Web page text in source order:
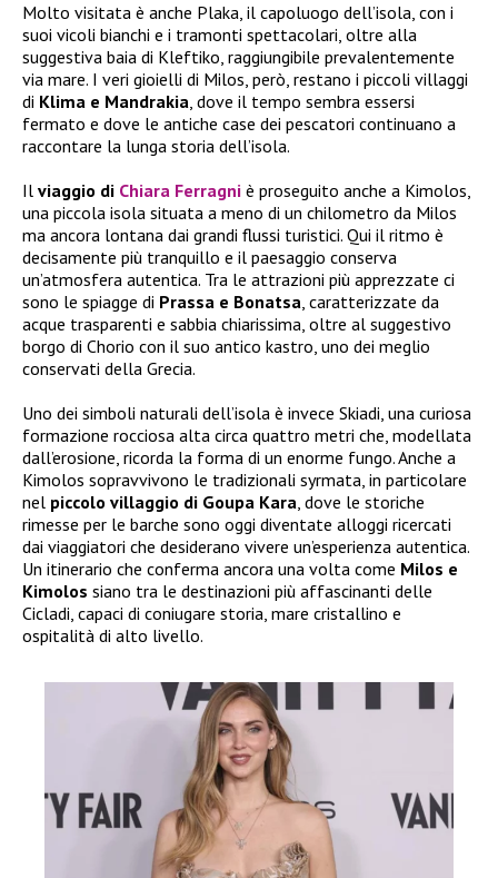
Molto visitata è anche Plaka, il capoluogo dell’isola, con i
suoi vicoli bianchi e i tramonti spettacolari, oltre alla
suggestiva baia di Kleftiko, raggiungibile prevalentemente
via mare. I veri gioielli di Milos, però, restano i piccoli villaggi
di Klima e Mandrakia, dove il tempo sembra essersi
fermato e dove le antiche case dei pescatori continuano a
raccontare la lunga storia dell’isola.
Il viaggio di Chiara Ferragni è proseguito anche a Kimolos,
una piccola isola situata a meno di un chilometro da Milos
ma ancora lontana dai grandi flussi turistici. Qui il ritmo è
decisamente più tranquillo e il paesaggio conserva
un’atmosfera autentica. Tra le attrazioni più apprezzate ci
sono le spiagge di Prassa e Bonatsa, caratterizzate da
acque trasparenti e sabbia chiarissima, oltre al suggestivo
borgo di Chorio con il suo antico kastro, uno dei meglio
conservati della Grecia.
Uno dei simboli naturali dell’isola è invece Skiadi, una curiosa
formazione rocciosa alta circa quattro metri che, modellata
dall’erosione, ricorda la forma di un enorme fungo. Anche a
Kimolos sopravvivono le tradizionali syrmata, in particolare
nel piccolo villaggio di Goupa Kara, dove le storiche
rimesse per le barche sono oggi diventate alloggi ricercati
dai viaggiatori che desiderano vivere un’esperienza autentica.
Un itinerario che conferma ancora una volta come Milos e
Kimolos siano tra le destinazioni più affascinanti delle
Cicladi, capaci di coniugare storia, mare cristallino e
ospitalità di alto livello.